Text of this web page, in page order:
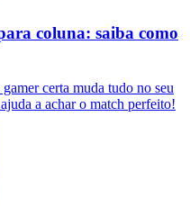
coluna: saiba como
certa muda tudo no seu
a achar o match perfeito!